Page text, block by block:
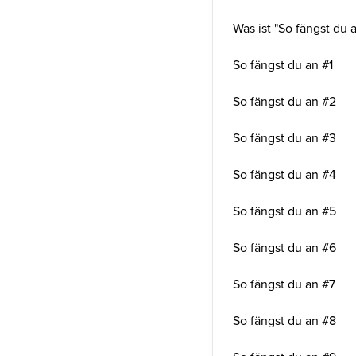
Was ist "So fängst du
So fängst du an #1
So fängst du an #2
So fängst du an #3
So fängst du an #4
So fängst du an #5
So fängst du an #6
So fängst du an #7
So fängst du an #8